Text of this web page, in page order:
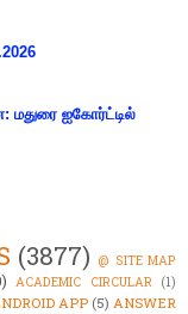
மதுரை ஐகோர்ட்டில்
(3877) @ SITE MAP
ACADEMIC CIRCULAR (1)
APP (5) ANSWER